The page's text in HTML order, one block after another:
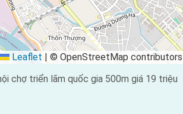
Leaflet | © OpenStreetMap contributors
chợ triển lãm quốc gia 500m giá 19 triệu